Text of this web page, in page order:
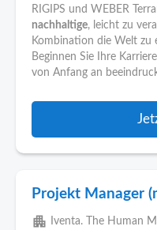
RIGIPS und WEBER
nachhaltige, leicht zu
Kombination die Welt zu
Beginnen Sie Ihre
von Anfang an
Projekt Manager
apartment Iventa. The Human